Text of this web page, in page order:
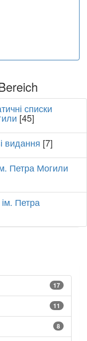
списки
[45]
видання [7]
Петра Могили
Петра
17
11
8